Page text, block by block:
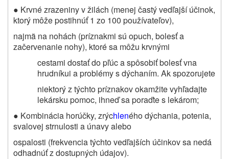
● Krvné zrazeniny v žilách (menej častý vedľajší účinok,
ktorý môže postihnúť 1 zo 100 používateľov),
najmä na nohách (príznakmi sú opuch, bolesť a
začervenanie nohy), ktoré sa môžu krvnými
cestami dostať do pľúc a spôsobiť bolesť vna
hrudníkui a problémy s dýchaním. Ak spozorujete
niektorý z týchto príznakov okamžite vyhľadajte
lekársku pomoc, ihneď sa poraďte s lekárom;
● Kombinácia horúčky, zrýchleného dýchania, potenia,
svalovej strnulosti a únavy alebo
ospalosti (frekvencia týchto vedľajších účinkov sa nedá
odhadnúť z dostupných údajov).